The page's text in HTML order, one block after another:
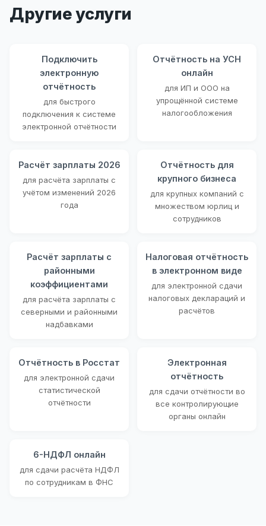
Другие услуги
Подключить
электронную
отчётность
для быстрого
подключения к системе
электронной отчётности
Отчётность на УСН
онлайн
для ИП и ООО на
упрощённой системе
налогообложения
Расчёт зарплаты 2026
для расчёта зарплаты с
учётом изменений 2026
года
Отчётность для
крупного бизнеса
для крупных компаний с
множеством юрлиц и
сотрудников
Расчёт зарплаты с
районными
коэффициентами
для расчёта зарплаты с
северными и районными
надбавками
Налоговая отчётность
в электронном виде
для электронной сдачи
налоговых деклараций и
расчётов
Отчётность в Росстат
для электронной сдачи
статистической
отчётности
Электронная
отчётность
для сдачи отчётности во
все контролирующие
органы онлайн
6-НДФЛ онлайн
для сдачи расчёта НДФЛ
по сотрудникам в ФНС